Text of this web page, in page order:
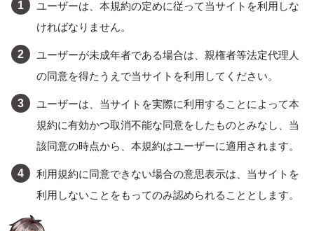
ユーザーは、本規約の定めに従って当サイトを利用しな
ければなりません。
ユーザーが未成年者である場合は、親権者等法定代理人
の同意を得たうえで当サイトを利用してください。
ユーザーは、当サイトを実際に利用することによって本
規約に有効かつ取消不能な同意をしたものとみなし、当
該同意の時点から、本規約はユーザーに適用されます。
利用規約に同意できない場合の意思表示は、当サイトを
利用しないことをもってのみ認められることとします。